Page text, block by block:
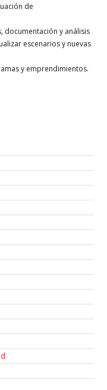
de
documentación y análisis
escenarios y nuevas
y emprendimientos.